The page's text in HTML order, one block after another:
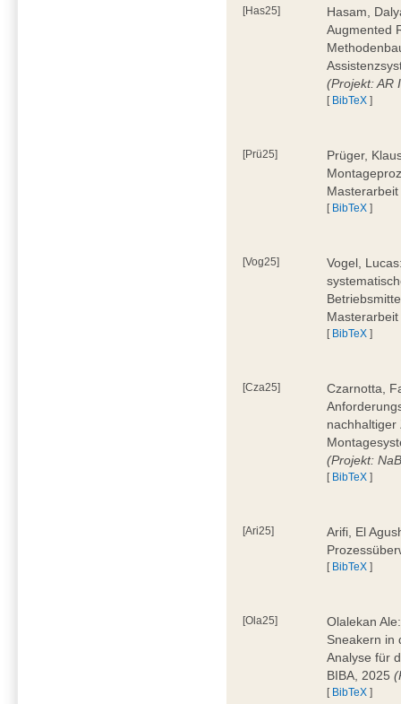
[Has25]
Hasam,
Augmented
(Projekt: AR
[ BibTeX ]
[Prü25]
Prüger,
[ BibTeX ]
[Vog25]
Vogel,
[ BibTeX ]
[Cza25]
Czarnotta,
nachhaltiger
(Projekt:
[ BibTeX ]
[Ari25]
Arifi, El
[ BibTeX ]
[Ola25]
Olalekan
Sneakern in
Analyse für
BIBA, 2025
[ BibTeX ]